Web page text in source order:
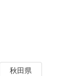
秋田県